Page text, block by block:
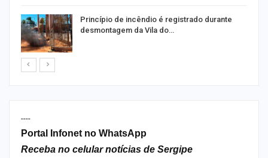
Princípio de incêndio é registrado durante
desmontagem da Vila do…
----
Portal Infonet no WhatsApp
Receba no celular notícias de Sergipe